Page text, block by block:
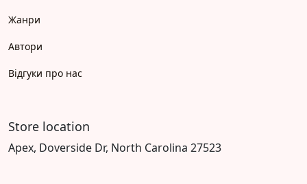
Жанри
Автори
Відгуки про нас
Store location
Apex, Doverside Dr, North Carolina 27523